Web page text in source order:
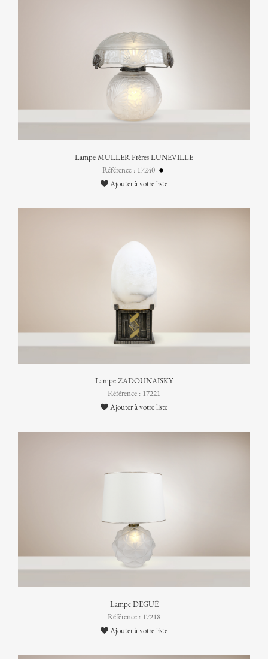
Lampe MULLER Frères LUNEVILLE
Référence : 17240
Ajouter à votre liste
Lampe ZADOUNAISKY
Référence : 17221
Ajouter à votre liste
Lampe DEGUÉ
Référence : 17218
Ajouter à votre liste